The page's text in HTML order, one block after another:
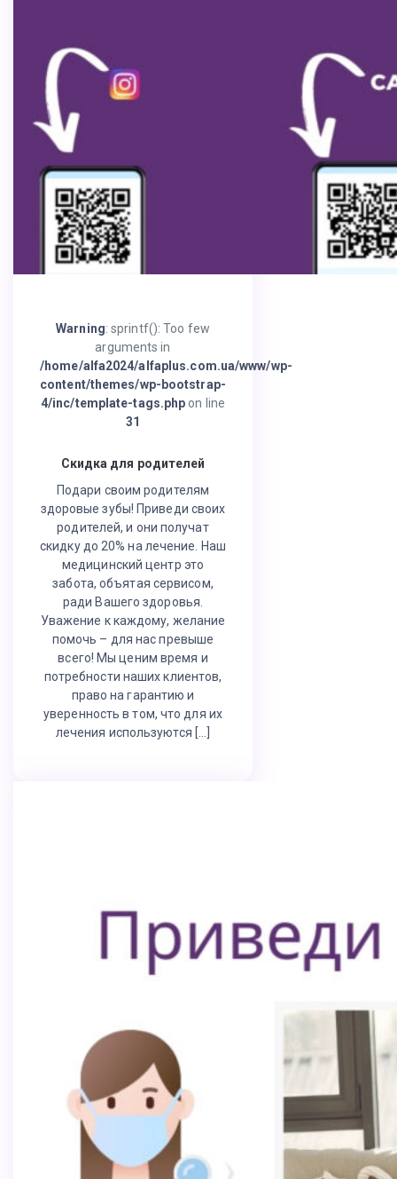
Warning: sprintf(): Too few
arguments in
/home/alfa2024/alfaplus.com.ua/www/wp-
content/themes/wp-bootstrap-
4/inc/template-tags.php on line
31
Скидка для родителей
Подари своим родителям
здоровые зубы! Приведи своих
родителей, и они получат
скидку до 20% на лечение. Наш
медицинский центр это
забота, объятая сервисом,
ради Вашего здоровья.
Уважение к каждому, желание
помочь – для нас превыше
всего! Мы ценим время и
потребности наших клиентов,
право на гарантию и
уверенность в том, что для их
лечения используются […]